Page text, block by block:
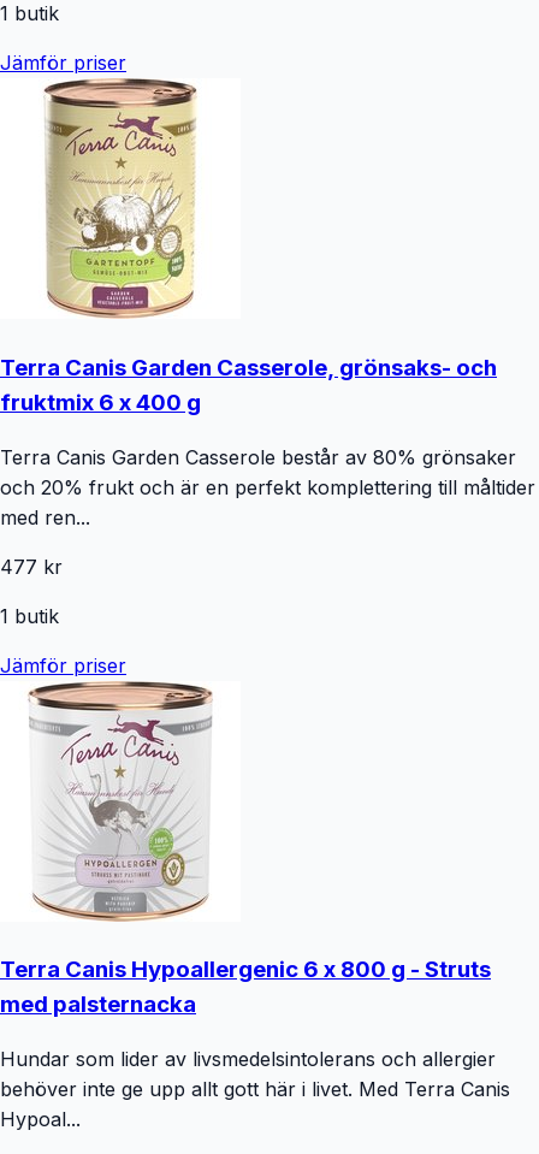
1 butik
Jämför priser
Terra Canis Garden Casserole, grönsaks- och
fruktmix 6 x 400 g
Terra Canis Garden Casserole består av 80% grönsaker
och 20% frukt och är en perfekt komplettering till måltider
med ren...
477 kr
1 butik
Jämför priser
Terra Canis Hypoallergenic 6 x 800 g - Struts
med palsternacka
Hundar som lider av livsmedelsintolerans och allergier
behöver inte ge upp allt gott här i livet. Med Terra Canis
Hypoal...